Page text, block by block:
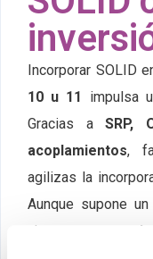
Incorporar SOLID
10 u 11
impulsa
Gracias aSRP,
acoplamientos,
agilizas la
Aunque supone
ahorro en